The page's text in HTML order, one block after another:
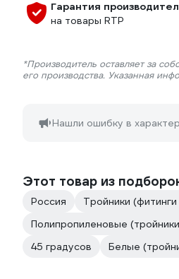
Гарантия
на товары RTP
*Производитель оставляет за
его производства. Указанная
Нашли ошибку в
Этот товар из
Россия Тройники
Полипропиленовые
45 градусов
Белые